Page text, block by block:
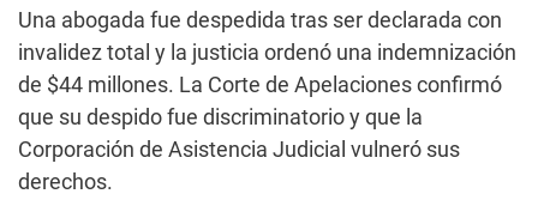
Una abogada fue despedida tras ser declarada con
invalidez total y la justicia ordenó una indemnización
de $44 millones. La Corte de Apelaciones confirmó
que su despido fue discriminatorio y que la
Corporación de Asistencia Judicial vulneró sus
derechos.